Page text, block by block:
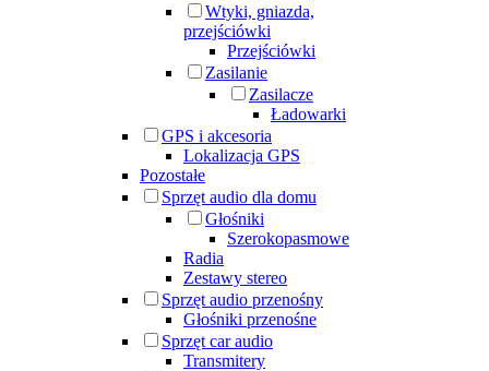
Wtyki, gniazda,
przejściówki
Przejściówki
Zasilanie
Zasilacze
Ładowarki
GPS i akcesoria
Lokalizacja GPS
Pozostałe
Sprzęt audio dla domu
Głośniki
Szerokopasmowe
Radia
Zestawy stereo
Sprzęt audio przenośny
Głośniki przenośne
Sprzęt car audio
Transmitery